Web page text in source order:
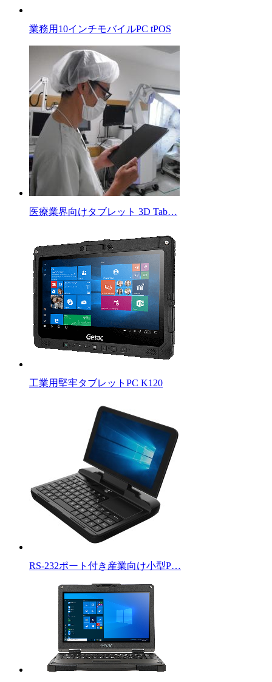
業務用10インチモバイルPC tPOS
医療業界向けタブレット 3D Tab…
工業用堅牢タブレットPC K120
RS-232ポート付き産業向け小型P…